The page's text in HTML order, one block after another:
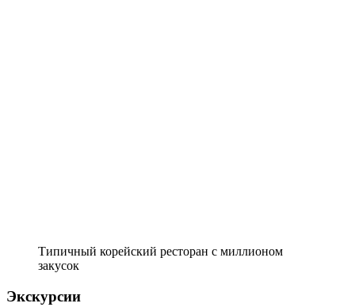
Типичный корейский ресторан с миллионом
закусок
Экскурсии